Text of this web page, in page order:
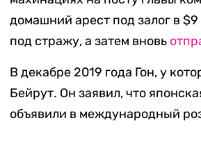
домашний арест под залог в
под стражу, а затем вновь
В декабре 2019 года Гон, у
Бейрут. Он заявил, что
объявили в международный